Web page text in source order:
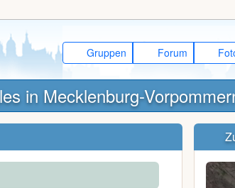
Gruppen Forum
in Mecklenburg-